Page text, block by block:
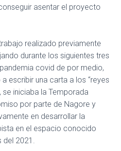
asentar el proyecto
realizado previamente
durante los siguientes tres
covid de por medio,
escribir una carta a los “reyes
se iniciaba la Temporada
por parte de Nagore y
en desarrollar la
en el espacio conocido
del 2021.